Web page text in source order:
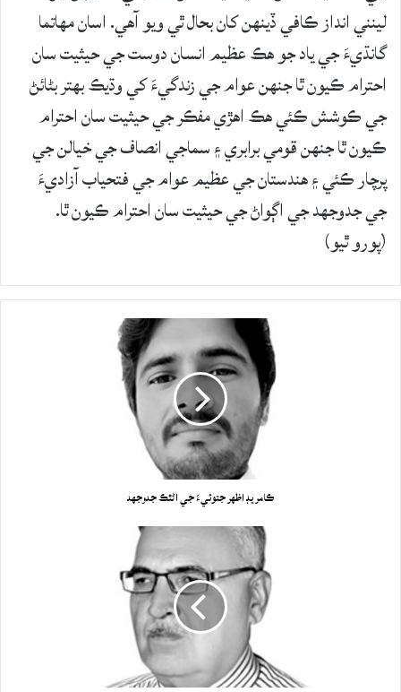
لينني انداز ڪافي ڏينهن کان بحال ٿي ويو آهي. اسان مهاتما
گانڌيءَ جي ياد جو هڪ عظيم انسان دوست جي حيثيت سان
احترام ڪيون ٿا جنهن عوام جي زندگيءَ کي وڌيڪ بهتر بڻائڻ
جي ڪوشش ڪئي هڪ اهڙي مفڪر جي حيثيت سان احترام
ڪيون ٿا جنهن قومي برابري ۽ سماجي انصاف جي خيالن جي
پرچار ڪئي ۽ هندستان جي عظيم عوام جي فتحياب آزاديءَ
جي جدوجهد جي اڳواڻ جي حيثيت سان احترام ڪيون ٿا.
(پورو ٿيو)
ڪامريڊ اظهر جتوئيءَ جي اڻٿڪ جدوجهد